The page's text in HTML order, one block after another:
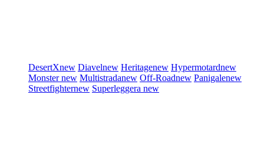
DesertXnew Diavelnew Heritagenew Hypermotardnew
Monsternew Multistradanew Off-Roadnew Panigalenew
Streetfighternew Superleggera new